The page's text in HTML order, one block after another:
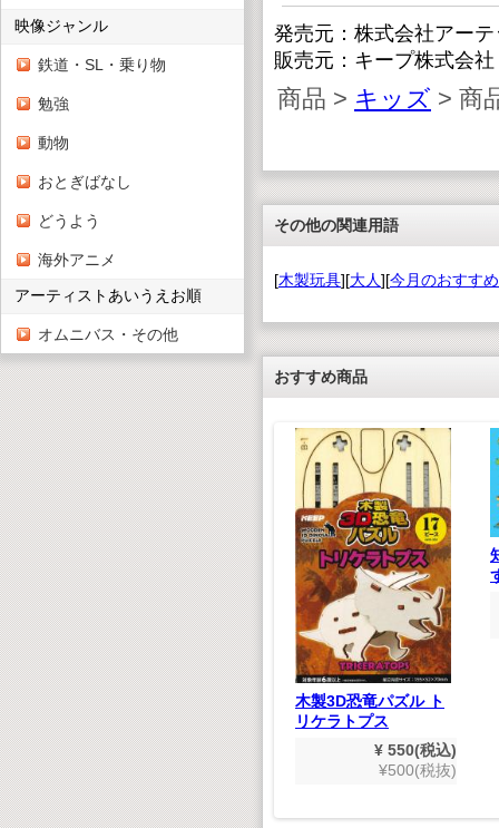
映像ジャンル
鉄道・SL・乗り物
勉強
動物
おとぎばなし
どうよう
海外アニメ
アーティストあいうえお順
オムニバス・その他
発売元：株式会社アーテ
販売元：キープ株式会社
商品 > キッズ > 商
その他の関連用語
[木製玩具][大人][今月のおすす
おすすめ商品
クラ
枚
税込)
税抜)
たのしいえいごのうた
(デジタルリマスター
版）
¥ 1,980(税込)
¥1,800(税抜)
木製3D恐竜パズル ト
リケラトプス
¥ 550(税込)
¥500(税抜)